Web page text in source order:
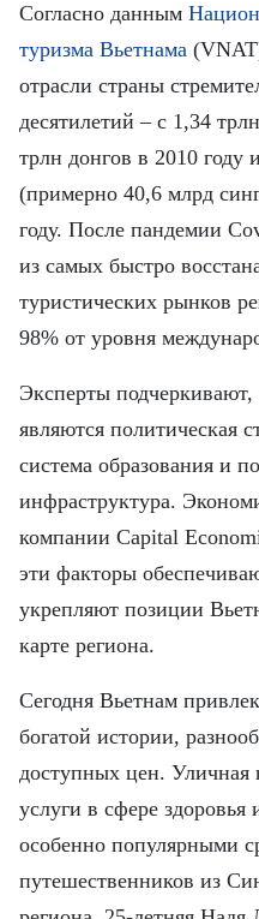
中文
Согласно данным
туризма Вьетнама
отрасли страны
десятилетий – с 1,34
трлн донгов в 2010 году
(примерно 40,6 млрд
году. После пандемии
из самых быстро
туристических рынков
98% от уровня
Эксперты
являются политическая
система образования и
инфраструктура.
компании Capital
эти факторы
укрепляют позиции
карте региона.
Сегодня Вьетнам
богатой истории,
доступных цен. Уличная
услуги в сфере здоровья
особенно популярными
путешественников из